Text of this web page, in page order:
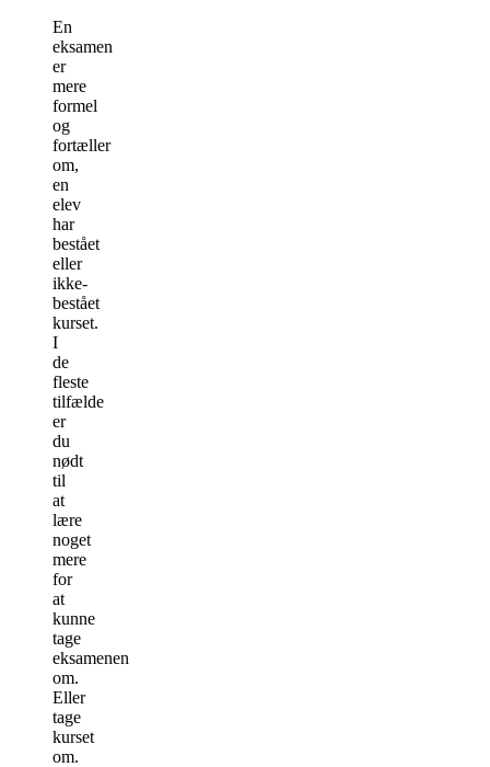
En
eksamen
er
mere
formel
og
fortæller
om,
en
elev
har
bestået
eller
ikke-
bestået
kurset.
I
de
fleste
tilfælde
er
du
nødt
til
at
lære
noget
mere
for
at
kunne
tage
eksamenen
om.
Eller
tage
kurset
om.